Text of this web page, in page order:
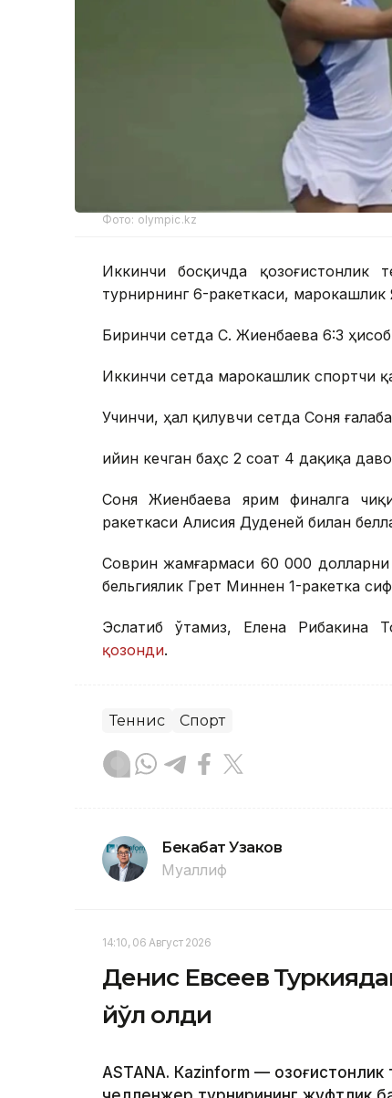
Фото: olympic.kz
Иккинчи босқичда қозоғистонлик
турнирнинг 6-ракеткаси,
Биринчи сетда С. Жиенбаева 6:3
Иккинчи сетда марокашлик спортчи
Учинчи, ҳал қилувчи сетда Соня
Қийин кечган баҳс 2 соат 4 дақиқа
Соня Жиенбаева ярим финалга
ракеткаси Алисия Дуденей билан
Соврин жамғармаси 60 000 долларни
бельгиялик Грет Миннен 1-ракетка
Эслатиб ўтамиз, Елена Рибакина
қозонди.
Теннис Спорт
Бекабат Узаков
Муаллиф
14:10, 06 Август 2026
Денис Евсеев
йўл олди
ASTANА. Кazinform —